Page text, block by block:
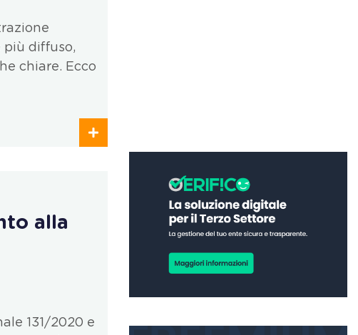
più diffuso,
chiare. Ecco
alla
131/2020 e